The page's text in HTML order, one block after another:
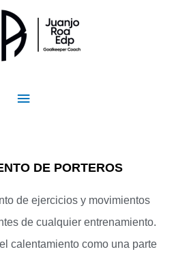
Menú
principal
DE PORTEROS
de ejercicios y movimientos
de cualquier entrenamiento.
calentamiento como una parte